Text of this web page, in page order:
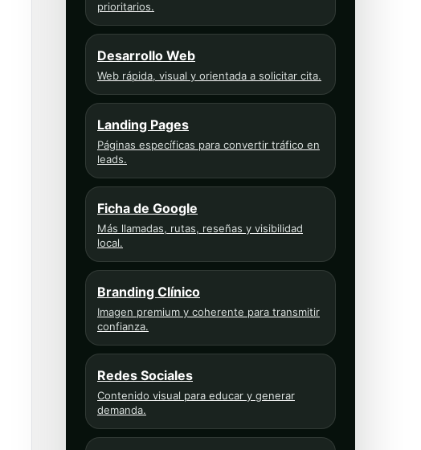
prioritarios.
Desarrollo Web
Web rápida, visual y orientada a solicitar cita.
Landing Pages
Páginas específicas para convertir tráfico en
leads.
Ficha de Google
Más llamadas, rutas, reseñas y visibilidad
local.
Branding Clínico
Imagen premium y coherente para transmitir
confianza.
Redes Sociales
Contenido visual para educar y generar
demanda.